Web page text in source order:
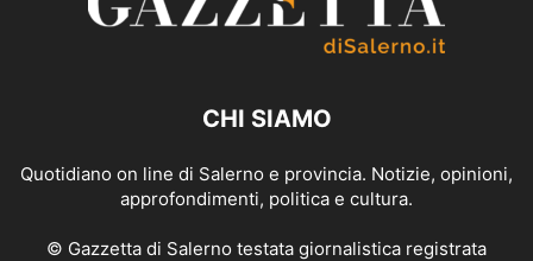
CHI SIAMO
Quotidiano on line di Salerno e provincia. Notizie, opinioni,
approfondimenti, politica e cultura.
© Gazzetta di Salerno testata giornalistica registrata